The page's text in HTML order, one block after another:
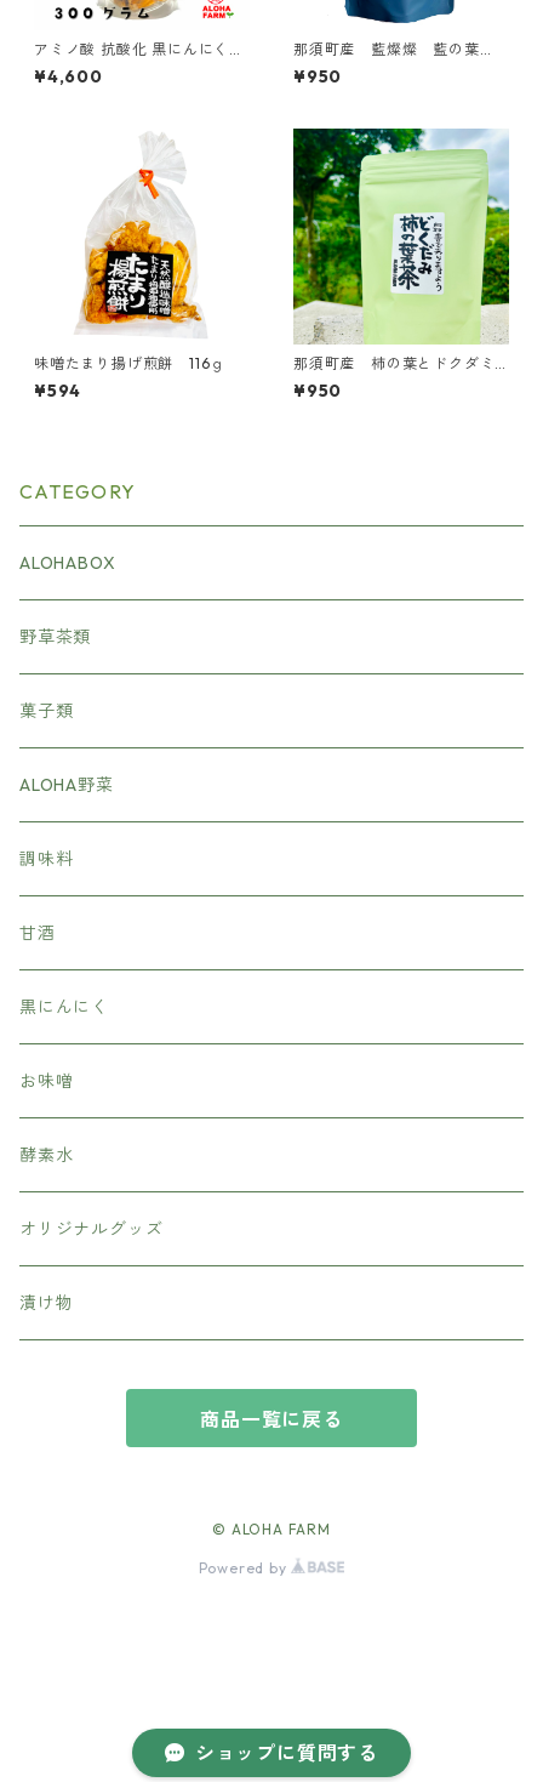
ショップに質問する
アミノ酸 抗酸化 黒にんにく
【醗酵熟成黒にんにく300g】
食べやすい 国産 美容 健康 サ
¥4,600
那須町産 藍燦燦 藍の葉
茶 8pcs 藍
¥950
味噌たまり揚げ煎餅 116ｇ
¥594
那須町産 柿の葉とドクダミ
茶 ８パック
¥950
CATEGORY
ALOHABOX
野草茶類
菓子類
ALOHA野菜
調味料
甘酒
黒にんにく
お味噌
酵素水
オリジナルグッズ
漬け物
商品一覧に戻る
© ALOHA FARM
Powered by